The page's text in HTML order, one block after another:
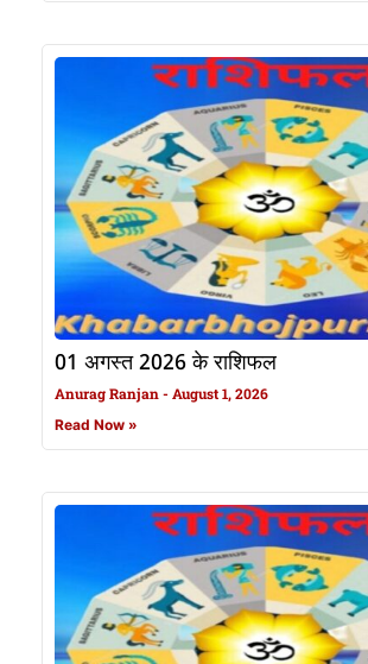
01 अगस्त 2026 के राशिफल
Anurag Ranjan August 1, 2026
Read Now »